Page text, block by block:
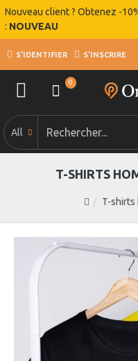
Nouveau client ? Obtenez -
: NOUVEAU
S'IDENTIFIER S'INSCRIRE
0
All
T-shirts
T-SHIRTS